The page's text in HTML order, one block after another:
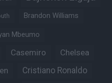
Brandon Williams
Mbeumo
Casemiro Chelsea
Cristiano Ronaldo